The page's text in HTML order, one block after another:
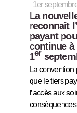
1er
La
reconnaît
payant
continue à
1er
La convention
que le tiers
l’accès aux